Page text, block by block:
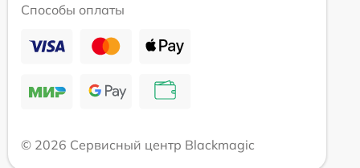
Способы оплаты
© 2026 Сервисный центр Blackmagic